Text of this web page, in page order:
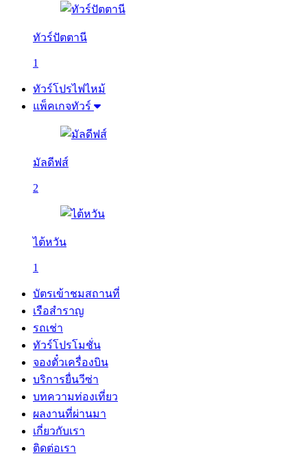
ทัวร์ปัตตานี
1
ทัวร์โปรไฟไหม้
แพ็คเกจทัวร์
มัลดีฟส์
2
ไต้หวัน
1
บัตรเข้าชมสถานที่
เรือสำราญ
รถเช่า
ทัวร์โปรโมชั่น
จองตั๋วเครื่องบิน
บริการยื่นวีซ่า
บทความท่องเที่ยว
ผลงานที่ผ่านมา
เกี่ยวกับเรา
ติดต่อเรา